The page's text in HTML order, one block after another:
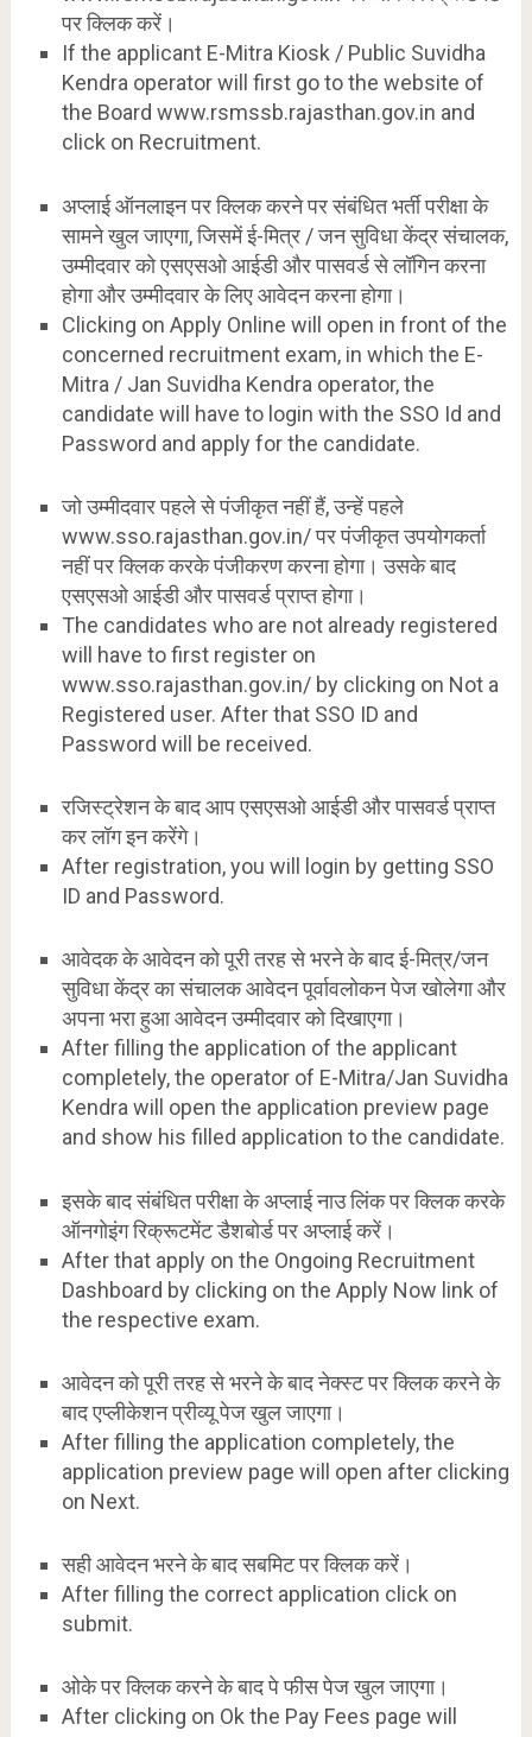
पर क्लिक करें।
If the applicant E-Mitra Kiosk / Public Suvidha
Kendra operator will first go to the website of
the Board www.rsmssb.rajasthan.gov.in and
click on Recruitment.
अप्लाई ऑनलाइन पर क्लिक करने पर संबंधित भर्ती परीक्षा के
सामने खुल जाएगा, जिसमें ई-मित्र / जन सुविधा केंद्र संचालक,
उम्मीदवार को एसएसओ आईडी और पासवर्ड से लॉगिन करना
होगा और उम्मीदवार के लिए आवेदन करना होगा।
Clicking on Apply Online will open in front of the
concerned recruitment exam, in which the E-
Mitra / Jan Suvidha Kendra operator, the
candidate will have to login with the SSO Id and
Password and apply for the candidate.
जो उम्मीदवार पहले से पंजीकृत नहीं हैं, उन्हें पहले
www.sso.rajasthan.gov.in/ पर पंजीकृत उपयोगकर्ता
नहीं पर क्लिक करके पंजीकरण करना होगा। उसके बाद
एसएसओ आईडी और पासवर्ड प्राप्त होगा।
The candidates who are not already registered
will have to first register on
www.sso.rajasthan.gov.in/ by clicking on Not a
Registered user. After that SSO ID and
Password will be received.
रजिस्ट्रेशन के बाद आप एसएसओ आईडी और पासवर्ड प्राप्त
कर लॉग इन करेंगे।
After registration, you will login by getting SSO
ID and Password.
आवेदक के आवेदन को पूरी तरह से भरने के बाद ई-मित्र/जन
सुविधा केंद्र का संचालक आवेदन पूर्वावलोकन पेज खोलेगा और
अपना भरा हुआ आवेदन उम्मीदवार को दिखाएगा।
After filling the application of the applicant
completely, the operator of E-Mitra/Jan Suvidha
Kendra will open the application preview page
and show his filled application to the candidate.
इसके बाद संबंधित परीक्षा के अप्लाई नाउ लिंक पर क्लिक करके
ऑनगोइंग रिक्रूटमेंट डैशबोर्ड पर अप्लाई करें।
After that apply on the Ongoing Recruitment
Dashboard by clicking on the Apply Now link of
the respective exam.
आवेदन को पूरी तरह से भरने के बाद नेक्स्ट पर क्लिक करने के
बाद एप्लीकेशन प्रीव्यू पेज खुल जाएगा।
After filling the application completely, the
application preview page will open after clicking
on Next.
सही आवेदन भरने के बाद सबमिट पर क्लिक करें।
After filling the correct application click on
submit.
ओके पर क्लिक करने के बाद पे फीस पेज खुल जाएगा।
After clicking on Ok the Pay Fees page will